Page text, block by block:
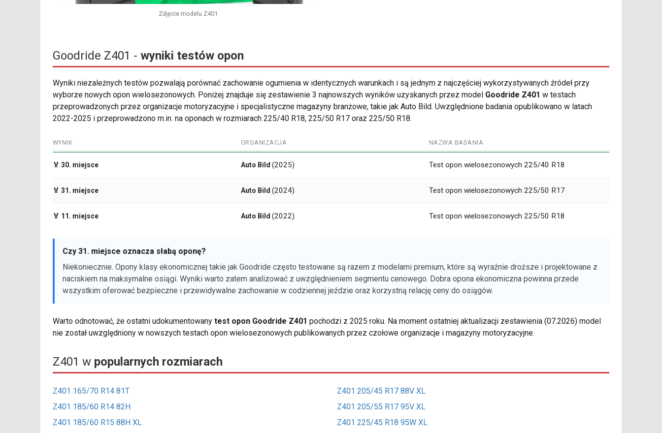
Zdjęcie modelu Z401
Goodride Z401 - wyniki testów opon
Wyniki niezależnych testów pozwalają porównać zachowanie ogumienia w identycznych warunkach i są jednym z najczęściej wykorzystywanych źródeł przy
wyborze nowych opon wielosezonowych. Poniżej znajduje się zestawienie 3 najnowszych wyników uzyskanych przez model Goodride Z401 w testach
przeprowadzonych przez organizacje motoryzacyjne i specjalistyczne magazyny branżowe, takie jak Auto Bild. Uwzględnione badania opublikowano w latach
2022-2025 i przeprowadzono m.in. na oponach w rozmiarach 225/40 R18, 225/50 R17 oraz 225/50 R18.
WYNIK ORGANIZACJA NAZWA BADANIA
🏅 30. miejsce Auto Bild (2025) Test opon wielosezonowych 225/40 R18
🏅 31. miejsce Auto Bild (2024) Test opon wielosezonowych 225/50 R17
🏅 11. miejsce Auto Bild (2022) Test opon wielosezonowych 225/50 R18
Czy 31. miejsce oznacza słabą oponę?
Niekoniecznie. Opony klasy ekonomicznej takie jak Goodride często testowane są razem z modelami premium, które są wyraźnie droższe i projektowane z
naciskiem na maksymalne osiągi. Wyniki warto zatem analizować z uwzględnieniem segmentu cenowego. Dobra opona ekonomiczna powinna przede
wszystkim oferować bezpieczne i przewidywalne zachowanie w codziennej jeździe oraz korzystną relację ceny do osiągów.
Warto odnotować, że ostatni udokumentowany test opon Goodride Z401 pochodzi z 2025 roku. Na moment ostatniej aktualizacji zestawienia (07.2026) model
nie został uwzględniony w nowszych testach opon wielosezonowych publikowanych przez czołowe organizacje i magazyny motoryzacyjne.
Z401 w popularnych rozmiarach
Z401 165/70 R14 81T
Z401 185/60 R14 82H
Z401 185/60 R15 88H XL
Z401 205/45 R17 88V XL
Z401 205/55 R17 95V XL
Z401 225/45 R18 95W XL